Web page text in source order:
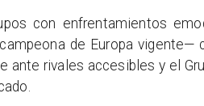
con enfrentamientos
de Europa vigente—
ante rivales accesibles y el